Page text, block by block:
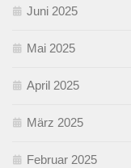
Juni 2025
Mai 2025
April 2025
März 2025
Februar 2025